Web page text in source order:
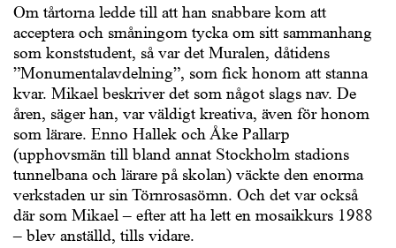
Om tårtorna ledde till att han snabbare kom att
acceptera och småningom tycka om sitt sammanhang
som konststudent, så var det Muralen, dåtidens
”Monumentalavdelning”, som fick honom att stanna
kvar. Mikael beskriver det som något slags nav. De
åren, säger han, var väldigt kreativa, även för honom
som lärare. Enno Hallek och Åke Pallarp
(upphovsmän till bland annat Stockholm stadions
tunnelbana och lärare på skolan) väckte den enorma
verkstaden ur sin Törnrosasömn. Och det var också
där som Mikael – efter att ha lett en mosaikkurs 1988
– blev anställd, tills vidare.